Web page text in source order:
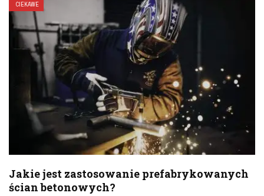
CIEKAWE
Jakie jest zastosowanie prefabrykowanych
ścian betonowych?